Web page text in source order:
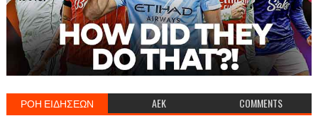
ΡΟΗ ΕΙΔΗΣΕΩΝ AEK COMMENTS